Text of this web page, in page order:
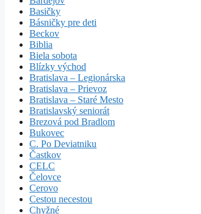
Basičky
Básničky pre deti
Beckov
Biblia
Biela sobota
Blízky východ
Bratislava – Legionárska
Bratislava – Prievoz
Bratislava – Staré Mesto
Bratislavský seniorát
Brezová pod Bradlom
Bukovec
C. Po Deviatniku
Častkov
CELC
Čelovce
Cerovo
Cestou necestou
Chyžné